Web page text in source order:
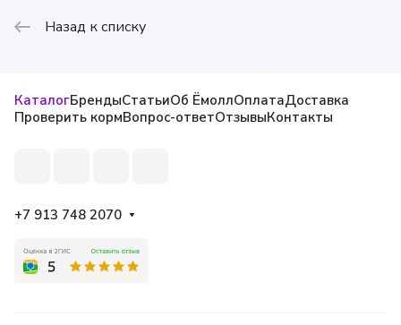
Назад к списку
КаталогБрендыСтатьиОб ЁмоллОплатаДоставка
Проверить кормВопрос-ответОтзывыКонтакты
+7 913 748 2070